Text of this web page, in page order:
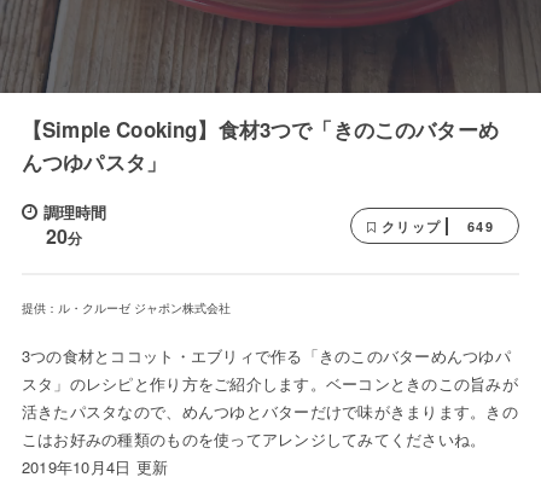
【Simple Cooking】食材3つで「きのこのバターめ
んつゆパスタ」
調理時間
20分
クリップ 649
提供：ル・クルーゼ ジャポン株式会社
3つの食材とココット・エブリィで作る「きのこのバターめんつゆパ
スタ」のレシピと作り方をご紹介します。ベーコンときのこの旨みが
活きたパスタなので、めんつゆとバターだけで味がきまります。きの
こはお好みの種類のものを使ってアレンジしてみてくださいね。
2019年10月4日 更新